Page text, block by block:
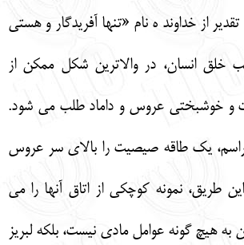
از خداوند ه نام «تنها آفريدگار و هستي
انسان، در والاترين شكل ممكن از
و خوشبختي عروس و داماد طلب مي شود.
يك طاقه صيصيت را بالاي سر عروس
طريق، نمونه كوچكي از اتاق آنها را مي
به هيچ گونه عوامل مادي نيست، بلكه لبريز